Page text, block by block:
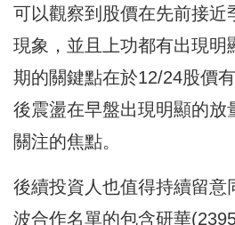
可以觀察到股價在先前接近
現象，並且上功都有出現明
期的關鍵點在於12/24股價
後震盪在早盤出現明顯的放
關注的焦點。
後續投資人也值得持續留意
波合作名單的包含研華